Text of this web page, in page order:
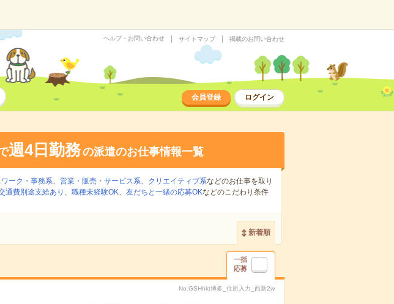
ヘルプ・お問い合わせ サイトマップ 掲載のお問い合わせ
会員登録 ログイン
週4日勤務の派遣のお仕事情報一覧
ーク・事務系、 営業・販売・サービス系、 クリエイティブ系などのお仕事を取り
通費別途支給あり 、 職種未経験OK、 友だちと一緒の応募OKなどのこだわり条件
新着順
一括
応募
No.GSHhkt博多_住所入力_西新2w